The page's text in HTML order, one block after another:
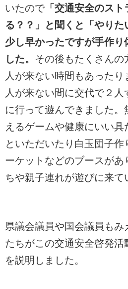
いたので「交通安全のスト
る？？」と聞くと「やり
少し早かったですが手作り
した。 その後もたくさんの
人が来ない時間もあったり
人が来ない間に交代で２
に行って遊んできました。
えるゲームや健康にいい
といただいたり白玉団子作
ーケットなどのブースがあ
ちや親子連れが遊びに来て
県議会議員や国会議員も
たちがこの交通安全啓発活
を説明しました。